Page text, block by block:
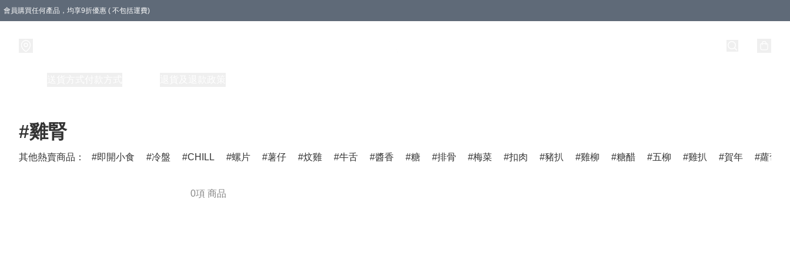
會員購買任何產品，均享9折優惠 ( 不包括運費)
#雞腎
其他熱賣商品： 即開小食 冷盤 CHILL 螺片 薯仔 炆雞 牛舌 醬香 糖 排骨 梅菜 扣肉 豬扒 雞柳 糖醋 五柳 雞扒 賀年 蘿蔔榚
0項 商品